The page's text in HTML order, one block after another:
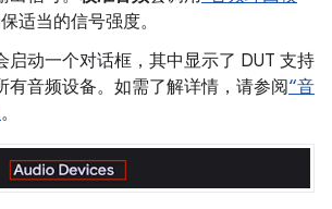
适当的信号强度。
启动一个对话框，其中显示了 DUT 支持
有音频设备。如需了解详情，请参阅“音
。